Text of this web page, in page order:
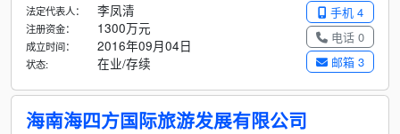
手机 4
电话 0
邮箱 3
法定代表人： 李凤清
注册资金： 1300万元
成立时间： 2016年09月04日
状态: 在业/存续
海南海四方国际旅游发展有限公司